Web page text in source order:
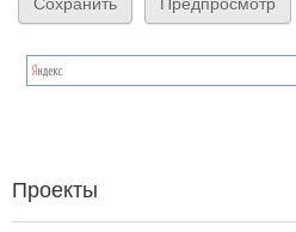
Проекты